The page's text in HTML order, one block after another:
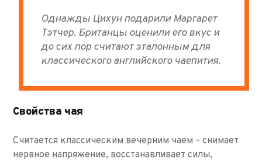
Однажды Цихун подарили Маргарет
Тэтчер. Британцы оценили его вкус и
до сих пор считают эталонным для
классического английского чаепития.
Свойства чая
Считается классическим вечерним чаем – снимает
нервное напряжение, восстанавливает силы,